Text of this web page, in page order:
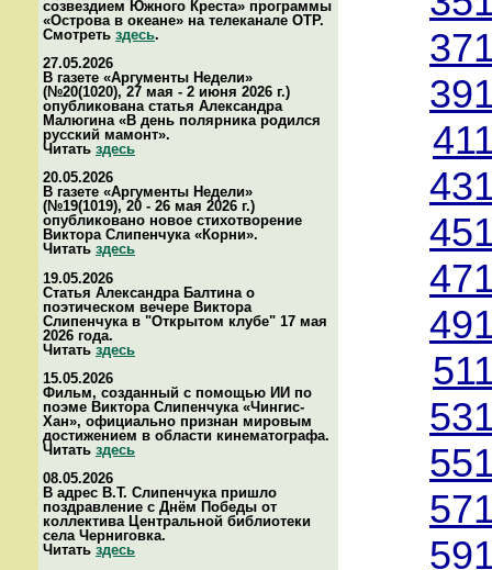
созвездием Южного Креста» программы
«Острова в океане» на телеканале ОТР.
Смотреть здесь.
27.05.2026
В газете «Аргументы Недели»
(№20(1020), 27 мая - 2 июня 2026 г.)
опубликована статья Александра
Малюгина «В день полярника родился
русский мамонт».
Читать здесь
20.05.2026
В газете «Аргументы Недели»
(№19(1019), 20 - 26 мая 2026 г.)
опубликовано новое стихотворение
Виктора Слипенчука «Корни».
Читать здесь
19.05.2026
Статья Александра Балтина о
поэтическом вечере Виктора
Слипенчука в "Открытом клубе" 17 мая
2026 года.
Читатьздесь
15.05.2026
Фильм, созданный с помощью ИИ по
поэме Виктора Слипенчука «Чингис-
Хан», официально признан мировым
достижением в области кинематографа.
Читать здесь
08.05.2026
В адрес В.Т. Слипенчука пришло
поздравление с Днём Победы от
коллектива Центральной библиотеки
села Черниговка.
Читать здесь